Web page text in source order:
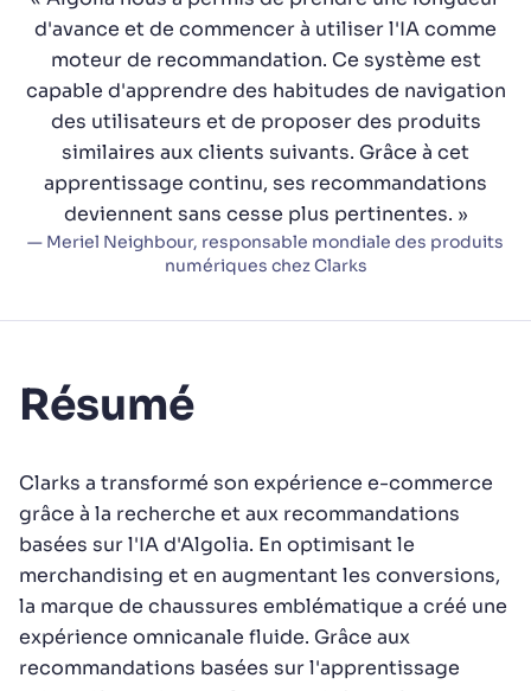
✨Algolia pourra-t-il évoluer en fonction de notre
trafic et du volume de nos données ?
SUGGESTIONS
PRODUITS ET RESSOURCES
d'avance et de commencer à utiliser l'IA comme
moteur de recommandation. Ce système est
capable d'apprendre des habitudes de navigation
des utilisateurs et de proposer des produits
similaires aux clients suivants. Grâce à cet
apprentissage continu, ses recommandations
deviennent sans cesse plus pertinentes. »
— Meriel Neighbour, responsable mondiale des produits
numériques chez Clarks
Résumé
Clarks a transformé son expérience e-commerce
grâce à la recherche et aux recommandations
basées sur l'IA d'Algolia. En optimisant le
merchandising et en augmentant les conversions,
la marque de chaussures emblématique a créé une
expérience omnicanale fluide. Grâce aux
recommandations basées sur l'apprentissage